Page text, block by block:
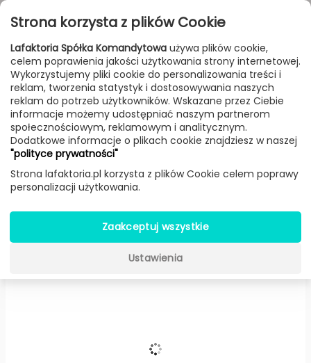
Przejdź do treści
FILTROWANIE & SORTOWANIE
Lampy Producenci Fontana Arte Produkt
Equatore podłogowa LED
(Miedź/różowy, H: 135 cm) -
Strona korzysta z plików Cookie
Lafaktoria Spółka Komandytowa używa plików cookie,
celem poprawienia jakości użytkowania strony internetowej.
Wykorzystujemy pliki cookie do personalizowania treści i
reklam, tworzenia statystyk i dostosowywania naszych
reklam do potrzeb użytkowników. Wskazane przez Ciebie
informacje możemy udostępniać naszym partnerom
społecznościowym, reklamowym i analitycznym.
Dodatkowe informacje o plikach cookie znajdziesz w naszej
"polityce prywatności"
Strona lafaktoria.pl korzysta z plików Cookie celem poprawy
personalizacji użytkowania.
Zaakceptuj wszystkie
Ustawienia